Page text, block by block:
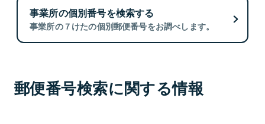
事業所の個別番号を検索する
事業所の７けたの個別郵便番号をお調べします。
郵便番号検索に関する情報